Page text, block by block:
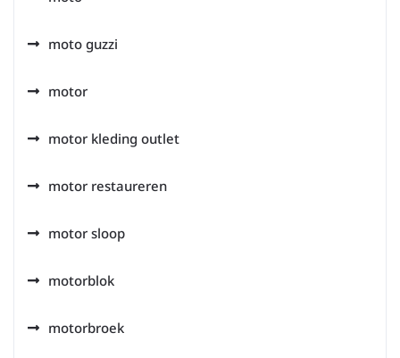
moto guzzi
motor
motor kleding outlet
motor restaureren
motor sloop
motorblok
motorbroek